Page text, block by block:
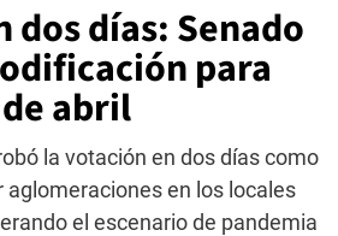
dos días: Senado
para
abril
la votación en dos días como
aglomeraciones en los locales
el escenario de pandemia